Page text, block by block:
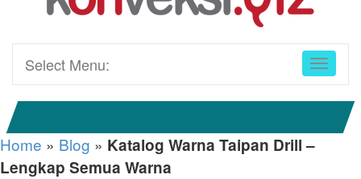
Select Menu:
Home » Blog » Katalog Warna Taipan Drill –
Lengkap Semua Warna